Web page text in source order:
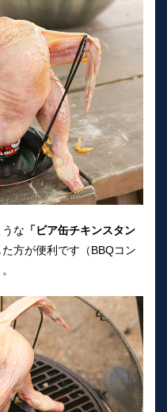
な 「ビア缶チキンスタン
方が便利です（BBQコン